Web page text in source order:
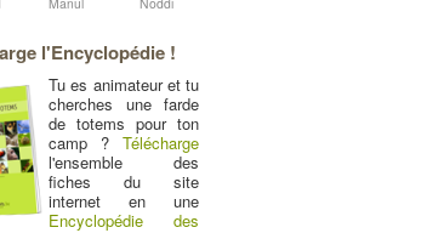
l'Encyclopédie !
Tu es animateur et tu
cherches une farde
de totems pour ton
camp ? Télécharge
l'ensemble des
fiches du site
internet en une
Encyclopédie des